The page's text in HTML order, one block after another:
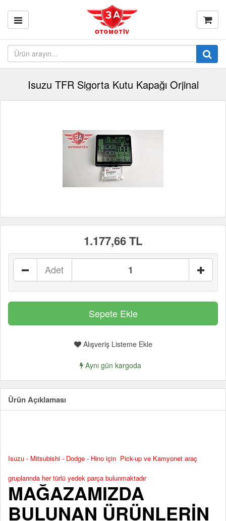
Isuzu TFR Sigorta Kutu Kapağı Orjinal
1.177,66 TL
Adet
Alışveriş Listeme Ekle
Aynı gün kargoda
Ürün Açıklaması
Isuzu - Mitsubishi - Dodge - Hino için Pick-up ve Kamyonet araç
gruplarında her türlü yedek parça bulunmaktadır
MAĞAZAMIZDA
BULUNAN ÜRÜNLERİN